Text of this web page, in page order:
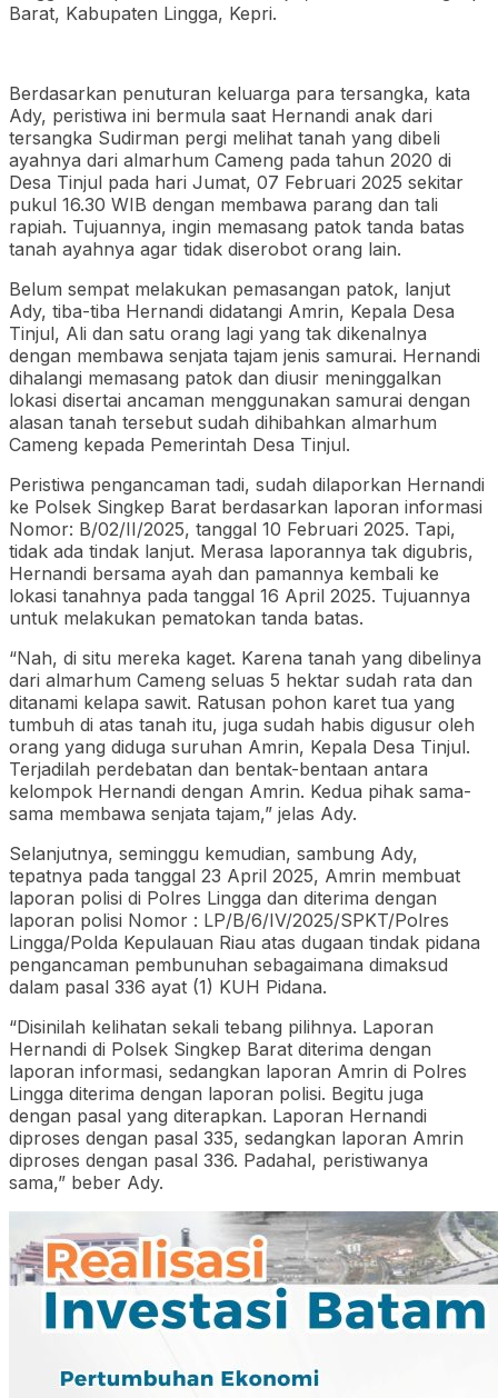
Barat, Kabupaten Lingga, Kepri.
Berdasarkan penuturan keluarga para tersangka, kata
Ady, peristiwa ini bermula saat Hernandi anak dari
tersangka Sudirman pergi melihat tanah yang dibeli
ayahnya dari almarhum Cameng pada tahun 2020 di
Desa Tinjul pada hari Jumat, 07 Februari 2025 sekitar
pukul 16.30 WIB dengan membawa parang dan tali
rapiah. Tujuannya, ingin memasang patok tanda batas
tanah ayahnya agar tidak diserobot orang lain.
Belum sempat melakukan pemasangan patok, lanjut
Ady, tiba-tiba Hernandi didatangi Amrin, Kepala Desa
Tinjul, Ali dan satu orang lagi yang tak dikenalnya
dengan membawa senjata tajam jenis samurai. Hernandi
dihalangi memasang patok dan diusir meninggalkan
lokasi disertai ancaman menggunakan samurai dengan
alasan tanah tersebut sudah dihibahkan almarhum
Cameng kepada Pemerintah Desa Tinjul.
Peristiwa pengancaman tadi, sudah dilaporkan Hernandi
ke Polsek Singkep Barat berdasarkan laporan informasi
Nomor: B/02/II/2025, tanggal 10 Februari 2025. Tapi,
tidak ada tindak lanjut. Merasa laporannya tak digubris,
Hernandi bersama ayah dan pamannya kembali ke
lokasi tanahnya pada tanggal 16 April 2025. Tujuannya
untuk melakukan pematokan tanda batas.
“Nah, di situ mereka kaget. Karena tanah yang dibelinya
dari almarhum Cameng seluas 5 hektar sudah rata dan
ditanami kelapa sawit. Ratusan pohon karet tua yang
tumbuh di atas tanah itu, juga sudah habis digusur oleh
orang yang diduga suruhan Amrin, Kepala Desa Tinjul.
Terjadilah perdebatan dan bentak-bentaan antara
kelompok Hernandi dengan Amrin. Kedua pihak sama-
sama membawa senjata tajam,” jelas Ady.
Selanjutnya, seminggu kemudian, sambung Ady,
tepatnya pada tanggal 23 April 2025, Amrin membuat
laporan polisi di Polres Lingga dan diterima dengan
laporan polisi Nomor : LP/B/6/IV/2025/SPKT/Polres
Lingga/Polda Kepulauan Riau atas dugaan tindak pidana
pengancaman pembunuhan sebagaimana dimaksud
dalam pasal 336 ayat (1) KUH Pidana.
“Disinilah kelihatan sekali tebang pilihnya. Laporan
Hernandi di Polsek Singkep Barat diterima dengan
laporan informasi, sedangkan laporan Amrin di Polres
Lingga diterima dengan laporan polisi. Begitu juga
dengan pasal yang diterapkan. Laporan Hernandi
diproses dengan pasal 335, sedangkan laporan Amrin
diproses dengan pasal 336. Padahal, peristiwanya
sama,” beber Ady.